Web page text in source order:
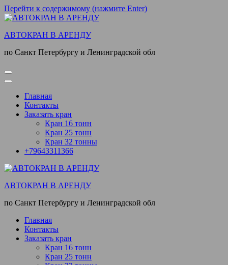
Перейти к содержимому (нажмите Enter)
АВТОКРАН В АРЕНДУ
по Санкт Петербургу и Ленинградской обл
Главная
Контакты
Заказать кран
Кран 16 тонн
Кран 25 тонн
Кран 32 тонны
+79643311366
АВТОКРАН В АРЕНДУ
по Санкт Петербургу и Ленинградской обл
Главная
Контакты
Заказать кран
Кран 16 тонн
Кран 25 тонн